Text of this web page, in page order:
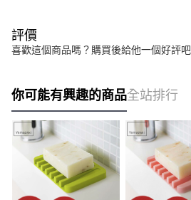
評價
喜歡這個商品嗎？購買後給他一個好評吧
你可能有興趣的商品全站排行